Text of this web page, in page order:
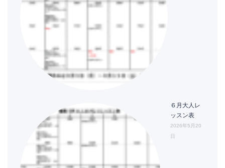
６月大人レ
ッスン表
2026年5月20
日